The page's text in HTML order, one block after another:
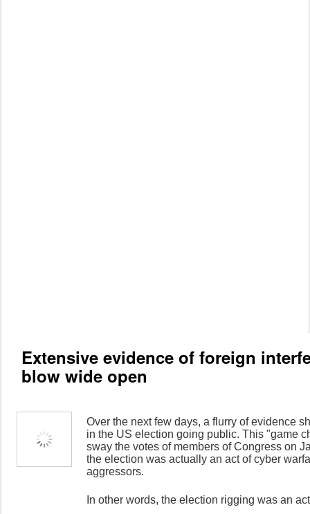
Extensive evidence of foreign
blow wide open
Over the next few days, a flurry of evidence
in the US election going public. This "game
sway the votes of members of Congress on
the election was actually an act of cyber
aggressors.
In other words, the election rigging was an